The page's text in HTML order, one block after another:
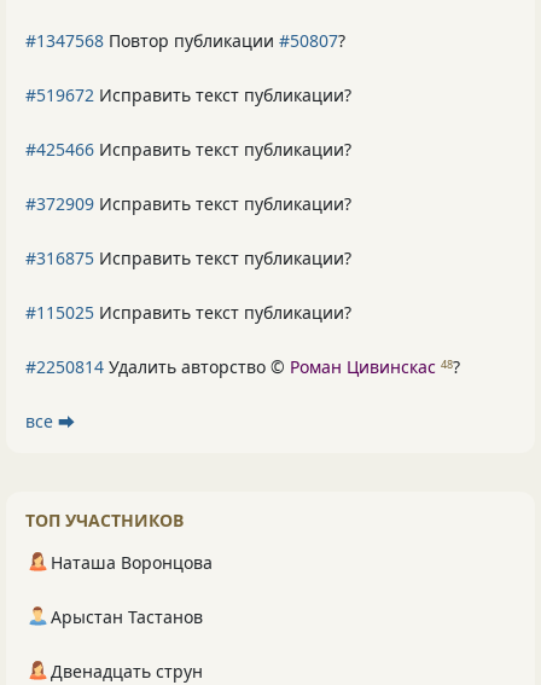
#1347568 Повтор публикации #50807?
#519672 Исправить текст публикации?
#425466 Исправить текст публикации?
#372909 Исправить текст публикации?
#316875 Исправить текст публикации?
#115025 Исправить текст публикации?
#2250814 Удалить авторство © Роман Цивинскас 48?
все ⮕
ТОП УЧАСТНИКОВ
Наташа Воронцова
Арыстан Тастанов
Двенадцать струн